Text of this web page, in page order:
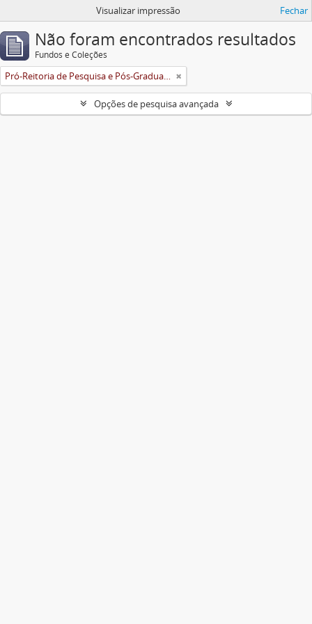
Visualizar impressão Fechar
Não foram encontrados resultados
Fundos e Coleções
Pró-Reitoria de Pesquisa e Pós-Graduação
Opções de pesquisa avançada